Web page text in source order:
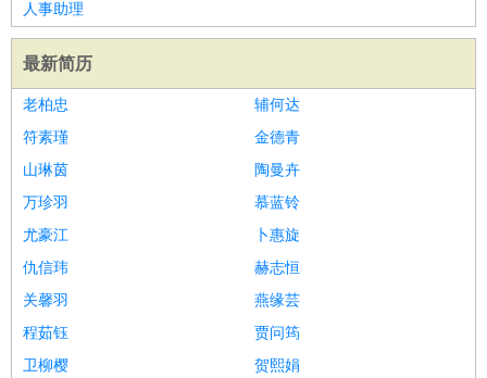
人事助理
最新简历
老柏忠
辅何达
符素瑾
金德青
山琳茵
陶曼卉
万珍羽
慕蓝铃
尤豪江
卜惠旋
仇信玮
赫志恒
关馨羽
燕缘芸
程茹钰
贾问筠
卫柳樱
贺熙娟